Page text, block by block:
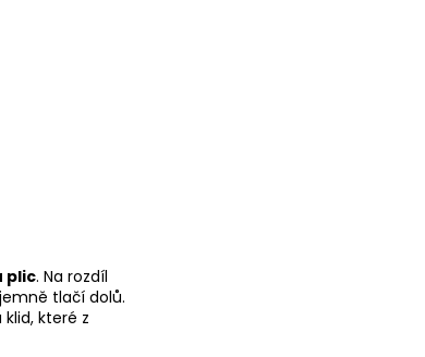
plic. Na rozdíl
jemně tlačí dolů.
klid, které z